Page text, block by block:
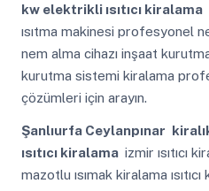
kw elektrikli ısıtıcı kiralama
ısıtma makinesi profesyonel
nem alma cihazı inşaat
kurutma sistemi kiralama
çözümleri için arayın.
Şanlıurfa Ceylanpınar
ısıtıcı kiralama izmir ısıtıcı
mazotlu ısımak kiralama